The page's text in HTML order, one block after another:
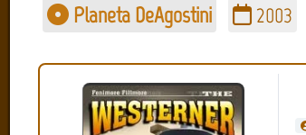
Planeta DeAgostini 2003